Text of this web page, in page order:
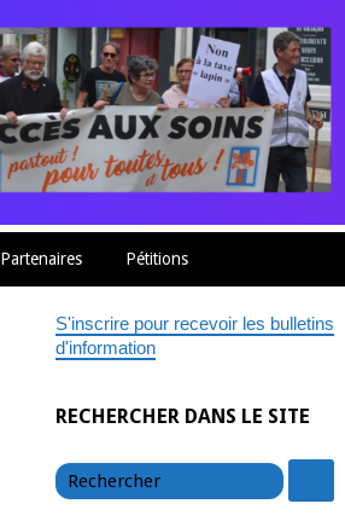
Partenaires Pétitions
S'inscrire pour recevoir les bulletins
d'information
RECHERCHER DANS LE SITE